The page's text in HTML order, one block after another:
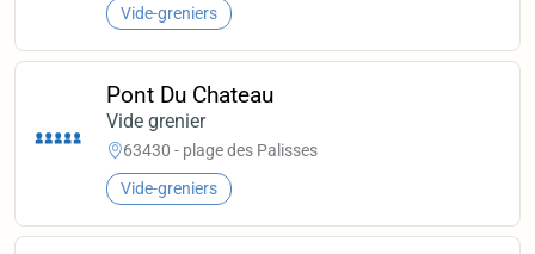
Vide-greniers
Pont Du Chateau
Vide grenier
63430 - plage des Palisses
Vide-greniers